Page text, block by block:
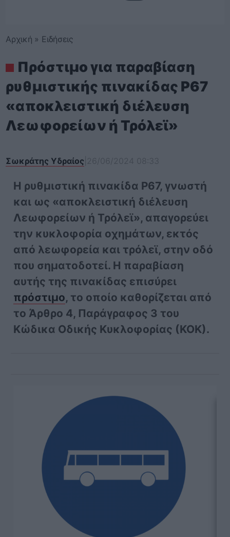
Αρχική » Ειδήσεις
Πρόστιμο για παραβίαση
ρυθμιστικής πινακίδας Ρ67
«αποκλειστική διέλευση
Λεωφορείων ή Τρόλεϊ»
Σωκράτης Υδραίος
Η ρυθμιστική πινακίδα Ρ67, γνωστή
και ως «αποκλειστική διέλευση
Λεωφορείων ή Τρόλεϊ», απαγορεύει
την κυκλοφορία οχημάτων, εκτός
από λεωφορεία και τρόλεϊ, στην οδό
που σηματοδοτεί. Η παραβίαση
αυτής της πινακίδας επισύρει
πρόστιμο, το οποίο καθορίζεται από
το Άρθρο 4, Παράγραφος 3 του
Κώδικα Οδικής Κυκλοφορίας (ΚΟΚ).